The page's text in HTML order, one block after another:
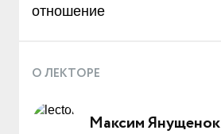
отношение
О ЛЕКТОРЕ
Максим Янущенок